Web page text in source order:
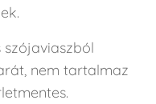
szójaviaszból
nem tartalmaz